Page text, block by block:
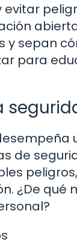
evitar
y sepan
para
de
¿De